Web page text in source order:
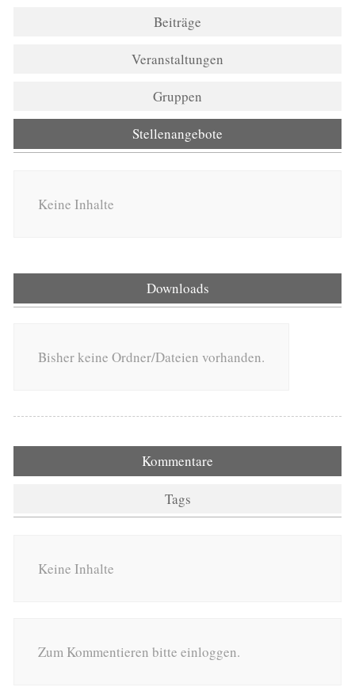
Beiträge
Veranstaltungen
Gruppen
Stellenangebote
Keine Inhalte
Downloads
Bisher keine Ordner/Dateien vorhanden.
Kommentare
Tags
Keine Inhalte
Zum Kommentieren bitte einloggen.